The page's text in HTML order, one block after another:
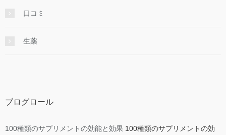
口コミ
生薬
ブログロール
100種類のサプリメントの効能と効果 100種類のサプリメントの効